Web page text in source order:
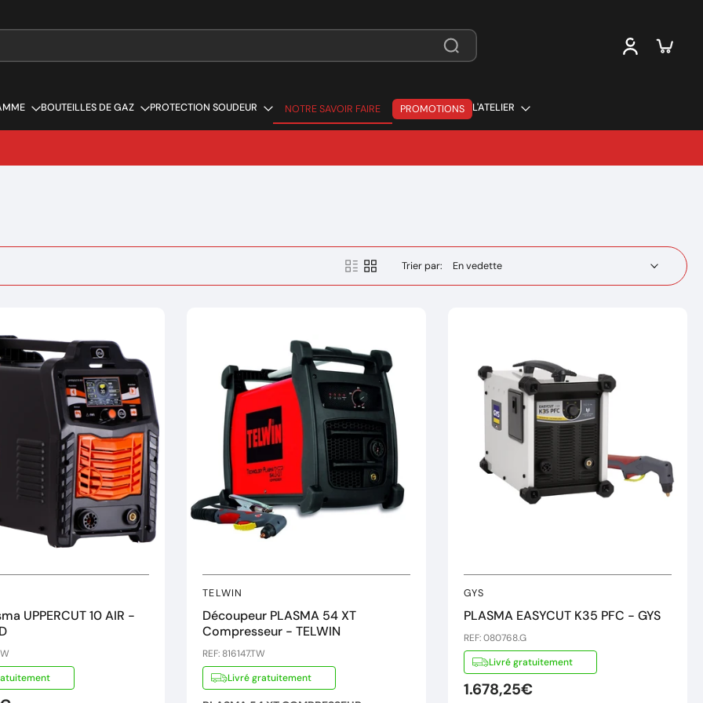
BOUTEILLES DE GAZ PROTECTION SOUDEUR
NOTRE SAVOIR FAIRE
NOTRE SAVOIR FAIRE
PROMOTIONS L'ATELIER
Trier par:
UPPERCUT 10 AIR -
TELWIN
Découpeur PLASMA 54 XT
Compresseur - TELWIN
REF: 816147.TW
Livré gratuitement
GYS
PLASMA EASYCUT K35 PFC - GYS
REF: 080768.G
Livré gratuitement
1.678,25€